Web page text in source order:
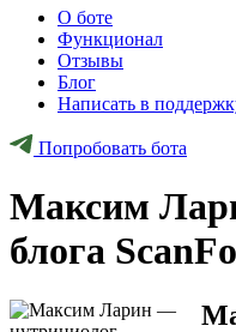
О боте
Функционал
Отзывы
Блог
Написать в
Попробовать бота
Максим
блога